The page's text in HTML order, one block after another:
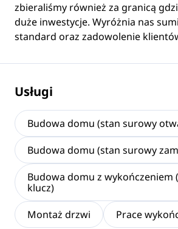
zbieraliśmy również za granicą
duże inwestycje. Wyróżnia nas
standard oraz zadowolenie
Usługi
Budowa domu (stan surowy
Budowa domu (stan surowy
Budowa domu z wykończeniem
klucz)
Montaż drzwi
Prace